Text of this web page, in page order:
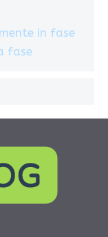
in fase
fase